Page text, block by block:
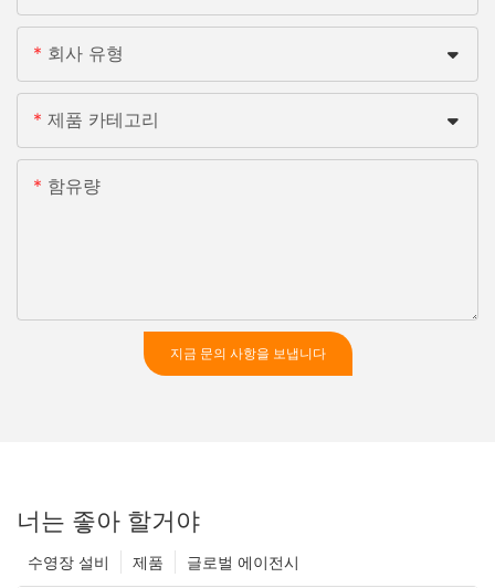
회사 유형
제품 카테고리
함유량
지금 문의 사항을 보냅니다
너는 좋아 할거야
글로벌 에이전시
제품
수영장 설비